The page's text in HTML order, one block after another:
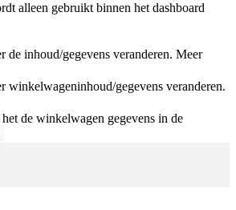
alleen gebruikt binnen het dashboard
inhoud/gegevens veranderen. Meer
winkelwageninhoud/gegevens veranderen.
de winkelwagen gegevens in de